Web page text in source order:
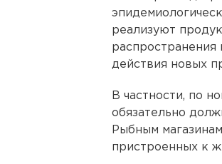
реализуют
распространения
действия новых
В частности, по
обязательно
Рыбным
пристроенных к